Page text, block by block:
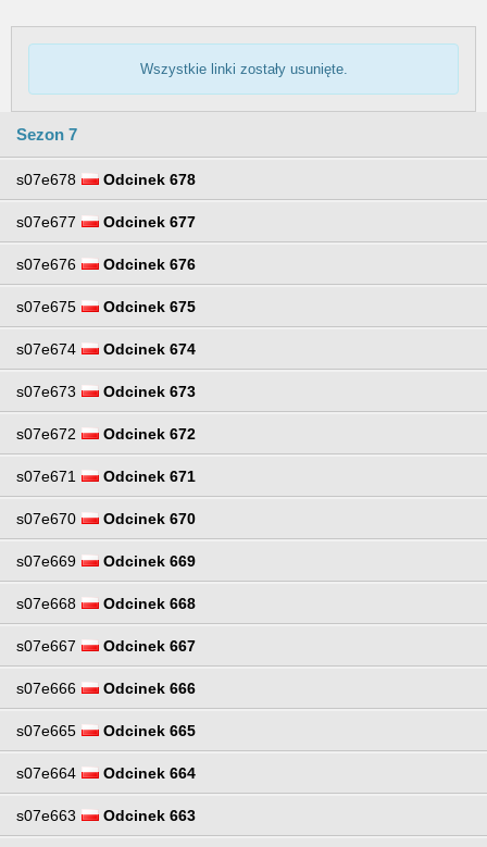
Wszystkie linki zostały usunięte.
Sezon 7
s07e678 Odcinek 678
s07e677 Odcinek 677
s07e676 Odcinek 676
s07e675 Odcinek 675
s07e674 Odcinek 674
s07e673 Odcinek 673
s07e672 Odcinek 672
s07e671 Odcinek 671
s07e670 Odcinek 670
s07e669 Odcinek 669
s07e668 Odcinek 668
s07e667 Odcinek 667
s07e666 Odcinek 666
s07e665 Odcinek 665
s07e664 Odcinek 664
s07e663 Odcinek 663